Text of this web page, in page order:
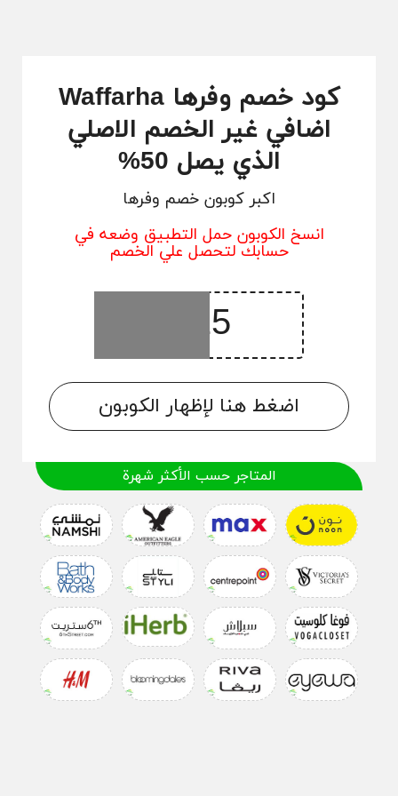
كود خصم وفرها Waffarha
اضافي غير الخصم الاصلي
الذي يصل 50%
اكبر كوبون خصم وفرها
انسخ الكوبون حمل التطبيق وضعه في
حسابك لتحصل علي الخصم
اضغط هنا لإظهار الكوبون
المتاجر حسب الأكثر شهرة